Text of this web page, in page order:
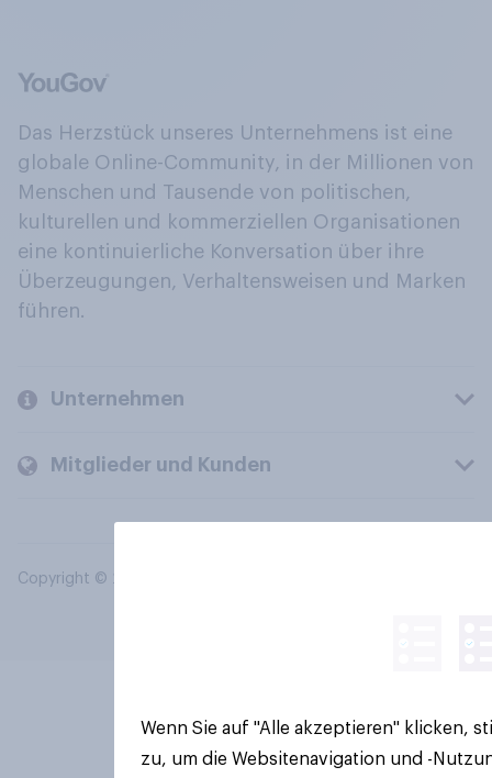
Das Herzstück unseres Unternehmens ist eine
globale Online-Community, in der Millionen von
Menschen und Tausende von politischen,
kulturellen und kommerziellen Organisationen
eine kontinuierliche Konversation über ihre
Überzeugungen, Verhaltensweisen und Marken
führen.
Unternehmen
Mitglieder und Kunden
Copyright © 2026 YouGov PLC. Alle Rechte vorbehalten.
Wenn Sie auf "Alle akzeptieren" klicken,
zu, um die Websitenavigation und -